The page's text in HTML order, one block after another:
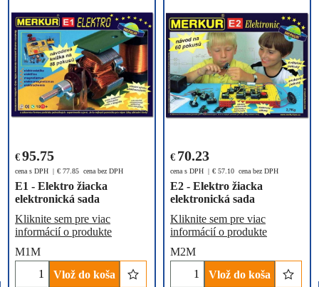
€ 95.75
cena s DPH € 77.85 cena bez DPH
E1 - Elektro žiacka
elektronická sada
Kliknite sem pre viac
informácií o produkte
M1M
Vlož do koša
€ 70.23
cena s DPH € 57.10 cena bez DPH
E2 - Elektro žiacka
elektronická sada
Kliknite sem pre viac
informácií o produkte
M2M
Vlož do koša